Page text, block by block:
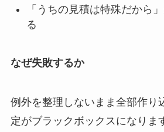
「うちの見積は特殊だから
る
なぜ失敗するか
例外を整理しないまま全部作り
定がブラックボックスになりま